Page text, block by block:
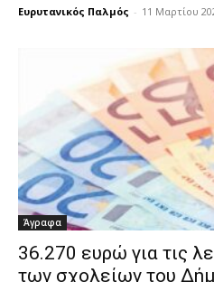
Ευρυτανικός Παλμός - 11 Μαρτίου
Άγραφα
36.270 ευρώ για τις
των σχολείων του